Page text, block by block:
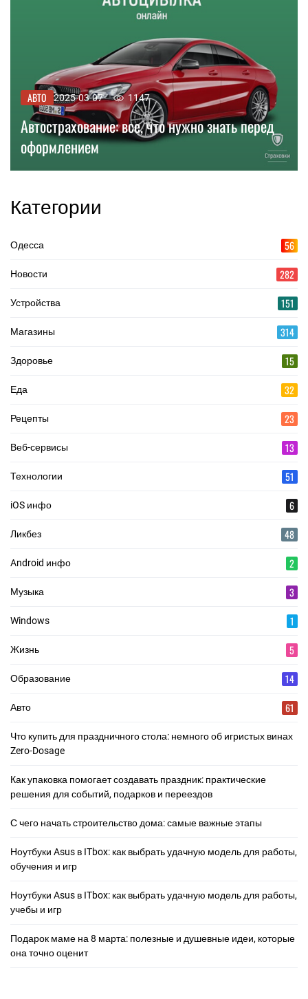
АВТО 2025-03-07 1147
Автострахование: все, что нужно знать перед
оформлением
Категории
Одесса 56
Новости 282
Устройства 151
Магазины 314
Здоровье 15
Еда 32
Рецепты 23
Веб-сервисы 13
Технологии 51
iOS инфо 6
Ликбез 48
Android инфо 2
Музыка 3
Windows 1
Жизнь 5
Образование 14
Авто 61
Что купить для праздничного стола: немного об игристых винах
Zero-Dosage
Как упаковка помогает создавать праздник: практические
решения для событий, подарков и переездов
С чего начать строительство дома: самые важные этапы
Ноутбуки Asus в ITbox: как выбрать удачную модель для работы,
обучения и игр
Ноутбуки Asus в ITbox: как выбрать удачную модель для работы,
учебы и игр
Подарок маме на 8 марта: полезные и душевные идеи, которые
она точно оценит